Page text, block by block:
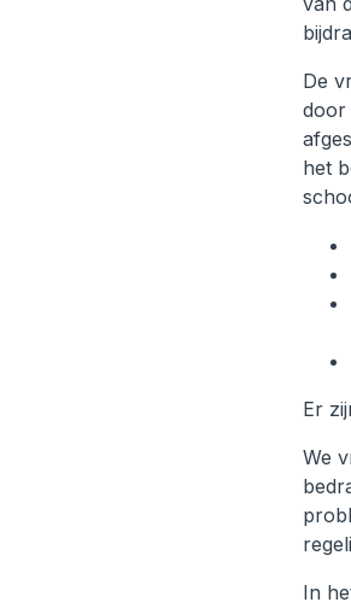
De
door
het
Er
We
In